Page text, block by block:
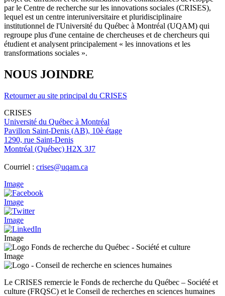
par le Centre de recherche sur les innovations sociales (CRISES),
lequel est un centre interuniversitaire et pluridisciplinaire
institutionnel de l'Université du Québec à Montréal (UQAM) qui
regroupe plus d'une centaine de chercheuses et de chercheurs qui
étudient et analysent principalement « les innovations et les
transformations sociales ».
NOUS JOINDRE
Retourner au site principal du CRISES
CRISES
Université du Québec à Montréal
Pavillon Saint-Denis (AB), 10è étage
1290, rue Saint-Denis
Montréal (Québec) H2X 3J7
Courriel : crises@uqam.ca
Image
Image
Image
Image
Image
Le CRISES remercie le Fonds de recherche du Québec – Société et
culture (FRQSC) et le Conseil de recherches en sciences humaines